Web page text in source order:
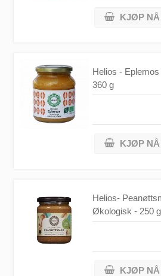
KJØP NÅ
Helios -
360 g
KJØP NÅ
Helios-
Økologisk - 250 g
KJØP NÅ